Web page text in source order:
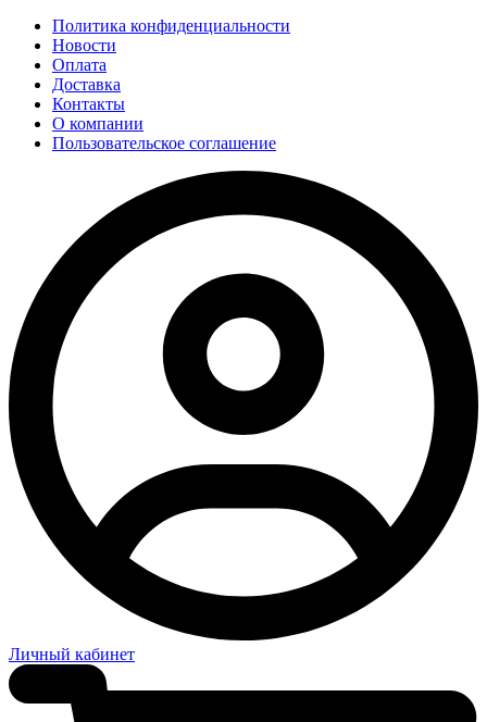
Политика конфиденциальности
Новости
Оплата
Доставка
Контакты
О компании
Пользовательское соглашение
Личный кабинет